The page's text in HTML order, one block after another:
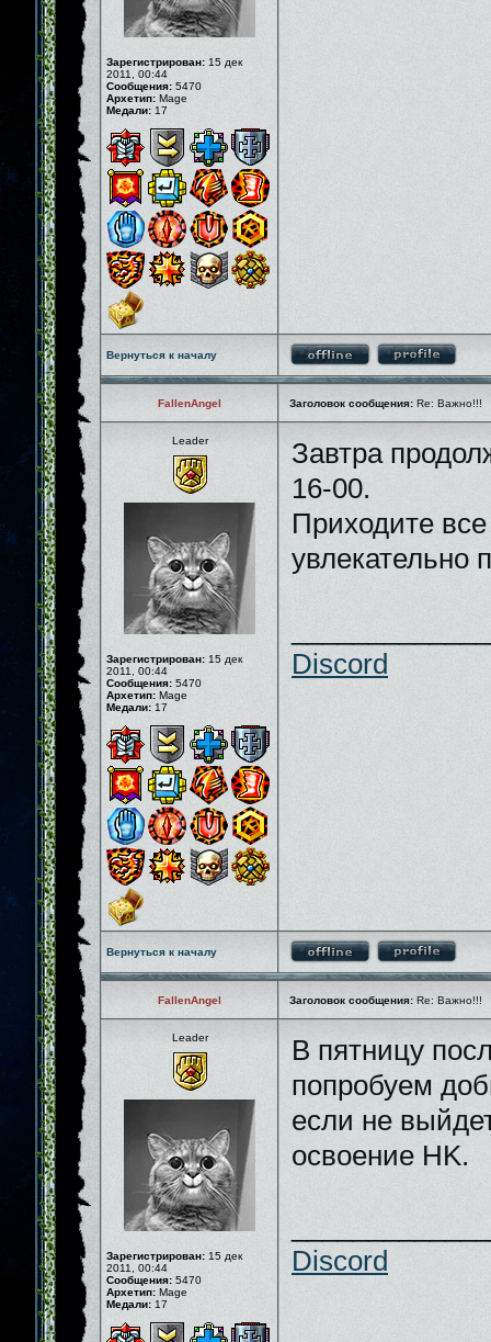
Зарегистрирован: 15 дек
2011, 00:44
Сообщения: 5470
Архетип: Mage
Медали: 17
Вернуться к началу
FallenAngel Заголовок сообщения: Re: Важно!!!
Leader
Зарегистрирован: 15 дек
2011, 00:44
Сообщения: 5470
Архетип: Mage
Медали: 17
Завтра
16-00.
Приходите
увлекательно
Discord
Вернуться к началу
FallenAngel Заголовок сообщения: Re: Важно!!!
Leader
Зарегистрирован: 15 дек
2011, 00:44
Сообщения: 5470
Архетип: Mage
Медали: 17
В пятницу
попробуем
если не
освоение HK.
Discord